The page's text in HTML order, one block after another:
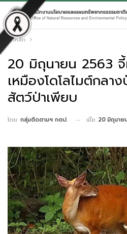
หน้าหลัก
20 มิถุนายน 2563
เหมืองโดโลไมต์กลา
สัตว์ป่าเพียบ
โดย กลุ่มติดตามฯ กตป. เมื่อ 20 มิถุนาย